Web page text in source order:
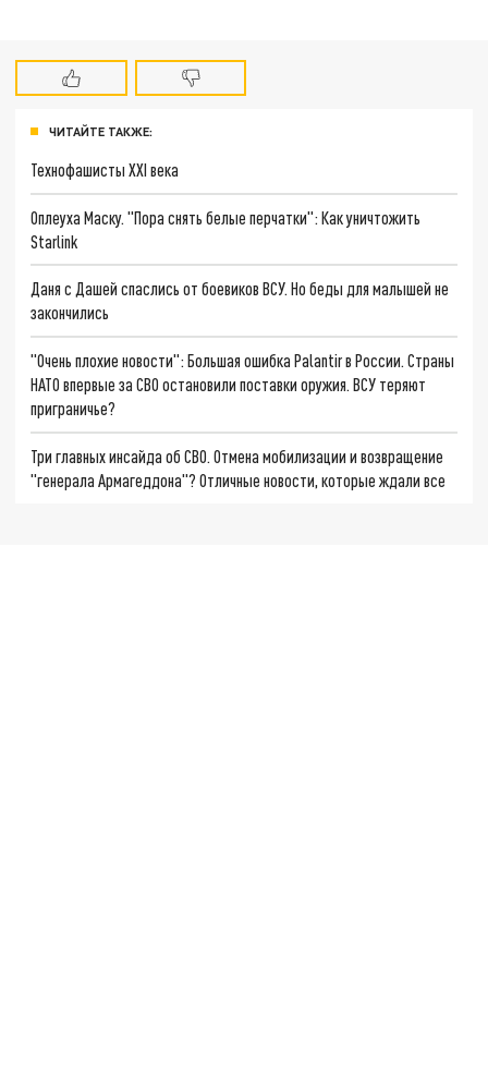
ЧИТАЙТЕ ТАКЖЕ:
Технофашисты XXI века
Оплеуха Маску. "Пора снять белые перчатки": Как уничтожить
Starlink
Даня с Дашей спаслись от боевиков ВСУ. Но беды для малышей не
закончились
"Очень плохие новости": Большая ошибка Palantir в России. Страны
НАТО впервые за СВО остановили поставки оружия. ВСУ теряют
приграничье?
Три главных инсайда об СВО. Отмена мобилизации и возвращение
"генерала Армагеддона"? Отличные новости, которые ждали все